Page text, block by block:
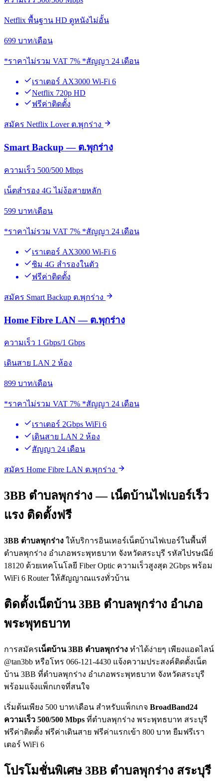
Netflix พื้นฐาน HD ดูหนังไม่อั้น
699 บาท/เดือน
*ราคาไม่รวม VAT 7% *สัญญา 24 เดือน
เราเตอร์ AX3000 Wi-Fi 6
Netflix 720p HD
ฟรีค่าติดตั้ง
สมัคร Netflix Lover ต.พุกร่าง
Smart Backup — ต.พุกร่าง
ความเร็ว 500/500 Mbps
เน็ตสำรอง 4G ไม่ง้อสายหลัก
599 บาท/เดือน
*ราคาไม่รวม VAT 7% *สัญญา 24 เดือน
เราเตอร์ AX3000 Wi-Fi 6
ซิม 4G สำรองในตัว
ฟรีค่าติดตั้ง
สมัคร Smart Backup ต.พุกร่าง
Home Fibre LAN — ต.พุกร่าง
ความเร็ว 1 Gbps/1 Gbps
เดินสาย LAN 2 ห้อง
899 บาท/เดือน
*ราคาไม่รวม VAT 7% *สัญญา 24 เดือน
เราเตอร์ 2Gbps WiFi 6
เดินสาย LAN 2 ห้อง
สัญญา 24 เดือน
สมัคร Home Fibre LAN ต.พุกร่าง
3BB ตำบลพุกร่าง — เน็ตบ้านไฟเบอร์เร็ว
แรง ติดตั้งฟรี
3BB ตำบลพุกร่าง ให้บริการอินเทอร์เน็ตบ้านไฟเบอร์ในพื้นที่
ตำบลพุกร่าง อำเภอพระพุทธบาท จังหวัดสระบุรี รหัสไปรษณีย์
18120 ด้วยเทคโนโลยี Fiber Optic ความเร็วสูงสุด 2Gbps พร้อม
WiFi 6 Router ให้สัญญาณแรงทั่วบ้าน
ติดตั้งเน็ตบ้าน 3BB ตำบลพุกร่าง อำเภอ
พระพุทธบาท
การสมัครเน็ตบ้าน 3BB ตำบลพุกร่าง ทำได้ง่ายๆ เพียงแอดไลน์
@tan3bb หรือโทร 066-121-4430 แจ้งความประสงค์ติดตั้งเน็ต
บ้าน 3BB ที่ตำบลพุกร่าง อำเภอพระพุทธบาท จังหวัดสระบุรี
พร้อมแจ้งแพ็กเกจที่สนใจ
เริ่มต้นเพียง 500 บาท/เดือน สำหรับแพ็กเกจ BroadBand24
ความเร็ว 500/500 Mbps ที่ตำบลพุกร่าง พระพุทธบาท สระบุรี
ฟรีค่าติดตั้ง ฟรีค่าเดินสาย ฟรีค่าแรกเข้า 800 บาท ยืมฟรีเรา
เตอร์ WiFi 6
โปรโมชั่นพิเศษ 3BB ตำบลพุกร่าง สระบุรี